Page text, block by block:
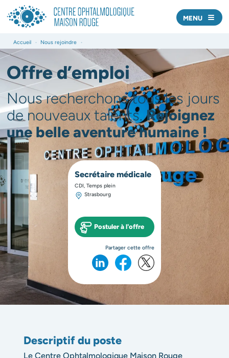
Nos médecins
Offre de soins
Actualités
Prendre rendez-vous
Nous écrire
J’AI UNE URGENCE
Professionnels de santé
MENU
Accueil • Nous rejoindre •
Offre d’emploi
Nous recherchons tous les jours
de nouveaux talents.Rejoignez
une belle aventure humaine !
Secrétaire médicale
CDI, Temps plein
Strasbourg
Postuler à l'offre
Partager cette offre
Descriptif du poste
Le Centre Ophtalmologique Maison Rouge